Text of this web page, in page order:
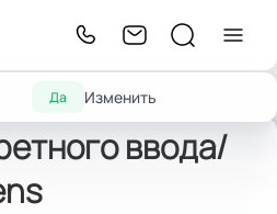
Да Изменить
вывода
ввода/